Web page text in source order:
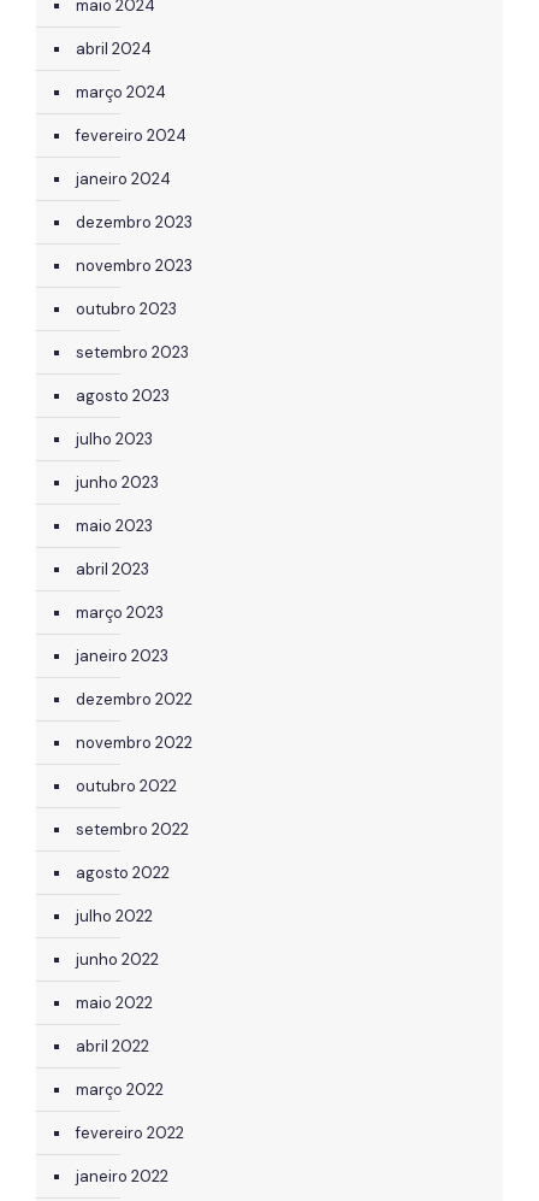
maio 2024
abril 2024
março 2024
fevereiro 2024
janeiro 2024
dezembro 2023
novembro 2023
outubro 2023
setembro 2023
agosto 2023
julho 2023
junho 2023
maio 2023
abril 2023
março 2023
janeiro 2023
dezembro 2022
novembro 2022
outubro 2022
setembro 2022
agosto 2022
julho 2022
junho 2022
maio 2022
abril 2022
março 2022
fevereiro 2022
janeiro 2022